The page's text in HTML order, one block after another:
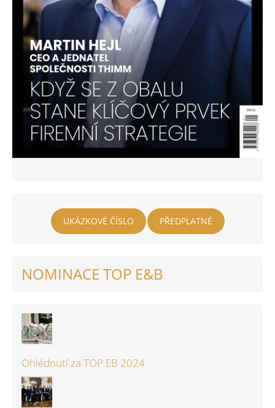
UKÁZKOVÉ ČÍSLO PŘEDPLATNÉ
NOMINACE TOP E&B
Ohlédnutí za TOP EB 2024